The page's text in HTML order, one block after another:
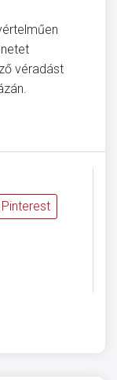
véradást
Pinterest